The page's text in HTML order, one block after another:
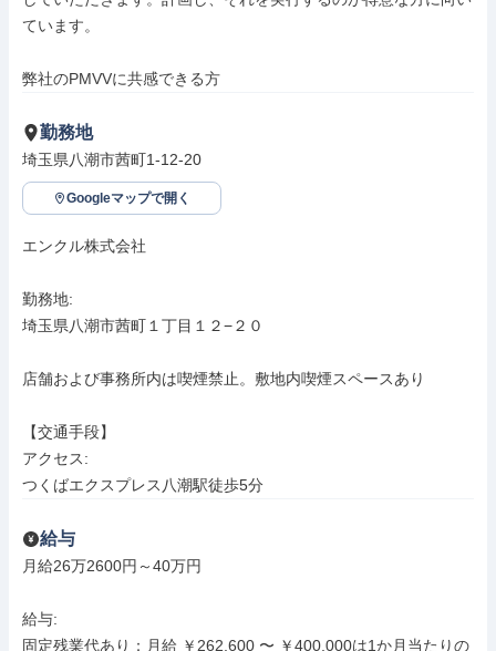
ています。
弊社のPMVVに共感できる方
勤務地
埼玉県八潮市茜町1-12-20
Googleマップで開く
エンクル株式会社
勤務地:
埼玉県八潮市茜町１丁目１２−２０
店舗および事務所内は喫煙禁止。敷地内喫煙スペースあり
【交通手段】
アクセス:
つくばエクスプレス八潮駅徒歩5分
給与
月給26万2600円～40万円
給与:
固定残業代あり：月給 ￥262,600 〜 ￥400,000は1か月当たりの